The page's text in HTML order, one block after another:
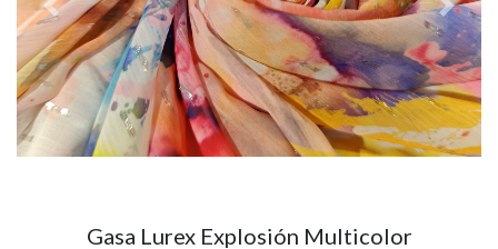
Previous Next
Gasa Lurex Explosión Multicolor